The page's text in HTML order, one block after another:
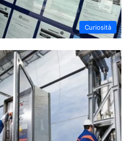
Curiosità